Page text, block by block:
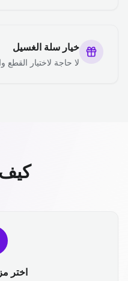
خيار سلة الغسيل
لا حاجة لاختيار القطع
اختر